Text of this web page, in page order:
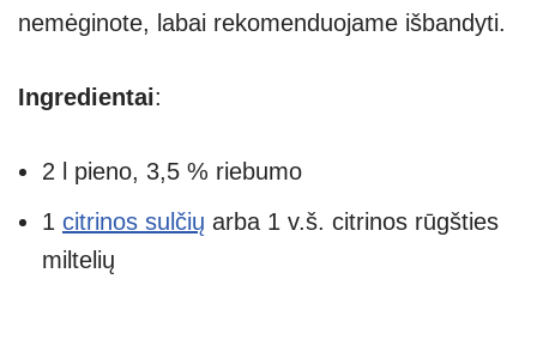
nemėginote, labai rekomenduojame išbandyti.
Ingredientai:
2 l pieno, 3,5 % riebumo
1 citrinos sulčių arba 1 v.š. citrinos rūgšties
miltelių